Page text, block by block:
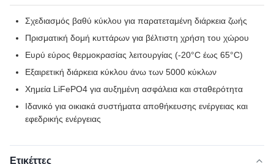
Σχεδιασμός βαθύ κύκλου για παρατεταμένη διάρκεια ζωής
Πρισματική δομή κυττάρων για βέλτιστη χρήση του χώρου
Ευρύ εύρος θερμοκρασίας λειτουργίας (-20°C έως 65°C)
Εξαιρετική διάρκεια κύκλου άνω των 5000 κύκλων
Χημεία LiFePO4 για αυξημένη ασφάλεια και σταθερότητα
Ιδανικό για οικιακά συστήματα αποθήκευσης ενέργειας και
εφεδρικής ενέργειας
Ετικέττες